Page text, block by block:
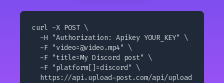
curl -X POST \
  -H "Authorization: Apikey YOUR_KEY" \
  -F "
video=@video.mp4" \
  -F "title=My Discord post" \
  -F "platform[]=discord" \
  https://api.upload-post.com/api/upload